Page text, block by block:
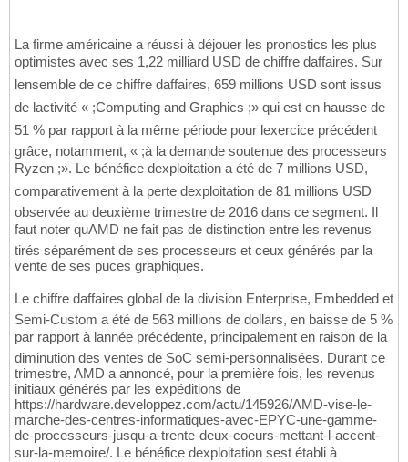
La firme américaine a réussi à déjouer les pronostics les plus
optimistes avec ses 1,22 milliard USD de chiffre daffaires. Sur
lensemble de ce chiffre daffaires, 659 millions USD sont issus
de lactivité « ;Computing and Graphics ;» qui est en hausse de
51 % par rapport à la même période pour lexercice précédent
grâce, notamment, « ;à la demande soutenue des processeurs
Ryzen ;». Le bénéfice dexploitation a été de 7 millions USD,
comparativement à la perte dexploitation de 81 millions USD
observée au deuxième trimestre de 2016 dans ce segment. Il
faut noter quAMD ne fait pas de distinction entre les revenus
tirés séparément de ses processeurs et ceux générés par la
vente de ses puces graphiques.
Le chiffre daffaires global de la division Enterprise, Embedded et
Semi-Custom a été de 563 millions de dollars, en baisse de 5 %
par rapport à lannée précédente, principalement en raison de la
diminution des ventes de SoC semi-personnalisées. Durant ce
trimestre, AMD a annoncé, pour la première fois, les revenus
initiaux générés par les expéditions de
https://hardware.developpez.com/actu/145926/AMD-vise-le-
marche-des-centres-informatiques-avec-EPYC-une-gamme-
de-processeurs-jusqu-a-trente-deux-coeurs-mettant-l-accent-
sur-la-memoire/. Le bénéfice dexploitation sest établi à